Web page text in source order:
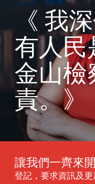
《 我
有人
金山
責。》
讓我們一齊來
登記，要求資訊及更